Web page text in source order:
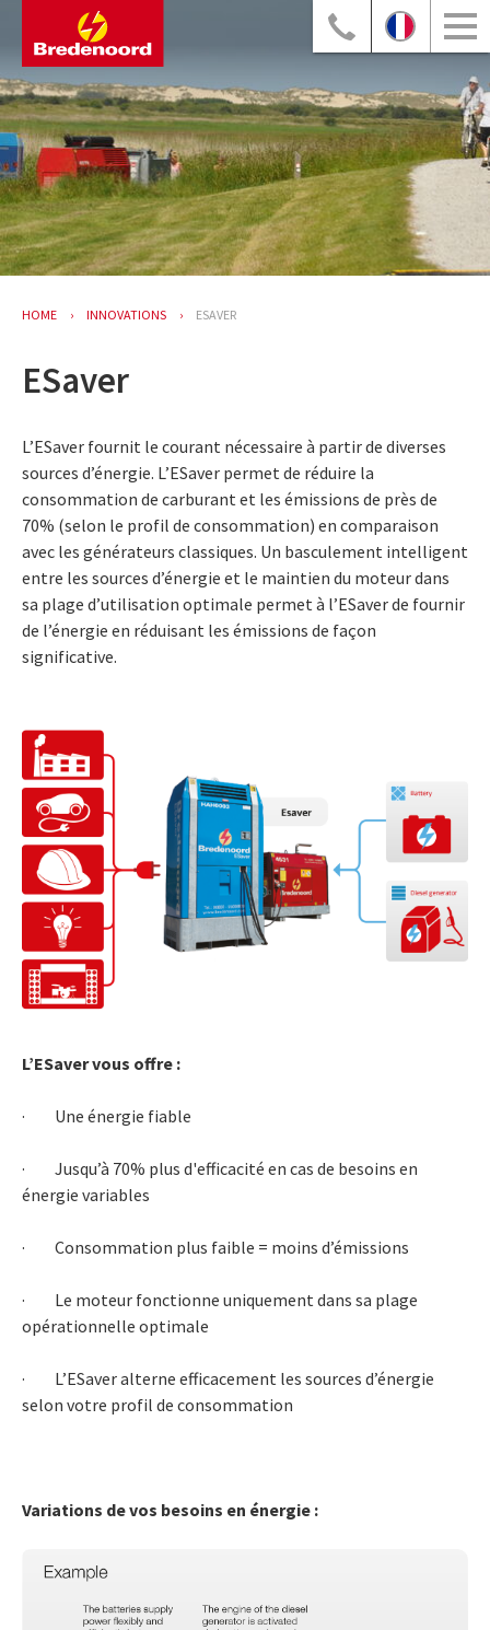
HOME INNOVATIONS ESAVER
ESaver
L’ESaver fournit le courant nécessaire à partir de diverses
sources d’énergie. L’ESaver permet de réduire la
consommation de carburant et les émissions de près de
70% (selon le profil de consommation) en comparaison
avec les générateurs classiques. Un basculement intelligent
entre les sources d’énergie et le maintien du moteur dans
sa plage d’utilisation optimale permet à l’ESaver de fournir
de l’énergie en réduisant les émissions de façon
significative.
L’ESaver vous offre :
· Une énergie fiable
· Jusqu’à 70% plus d'efficacité en cas de besoins en
énergie variables
· Consommation plus faible = moins d’émissions
· Le moteur fonctionne uniquement dans sa plage
opérationnelle optimale
· L’ESaver alterne efficacement les sources d’énergie
selon votre profil de consommation
Variations de vos besoins en énergie :